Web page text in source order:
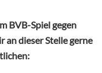
BVB-Spiel gegen
an dieser Stelle gerne